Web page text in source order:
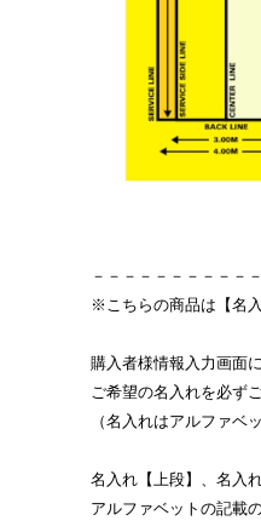
－－－－－－－－－－
※こちらの商品は【名
購入者様情報入力画面
ご希望の名入れを必ず
（名入れはアルファベ
名入れ【上段】、名入
アルファベットの記載